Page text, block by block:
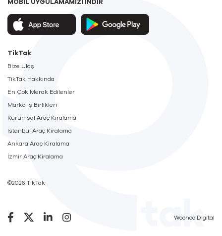
©2026 TikTak
TikTak
Bize Ulaş
TikTak Hakkında
En Çok Merak Edilenler
Marka İş Birlikleri
Kurumsal Araç Kiralama
İstanbul Araç Kiralama
Ankara Araç Kiralama
İzmir Araç Kiralama
MOBİL UYGULAMAMIZI İNDİR
Woohoo Digital